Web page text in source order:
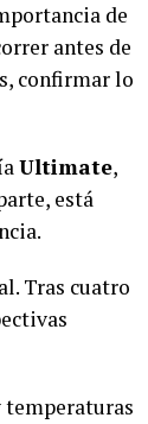
de
antes de
confirmar lo
Ultimate,
está
Tras cuatro
temperaturas